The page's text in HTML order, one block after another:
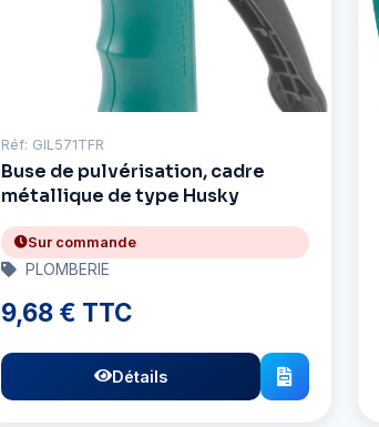
Réf: GIL571TFR
Buse de pulvérisation, cadre
métallique de type Husky
Sur commande
PLOMBERIE
9,68 € TTC
Détails